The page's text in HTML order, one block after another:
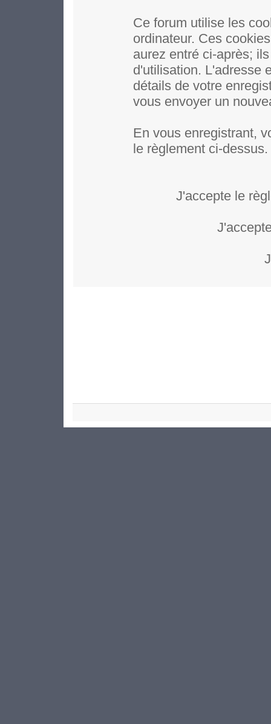
Ce forum utilise les
ordinateur. Ces
aurez entré ci-après;
d'utilisation. L'adresse
détails de votre
vous envoyer un
En vous enregistrant,
le règlement ci-dessus.
J'accepte le